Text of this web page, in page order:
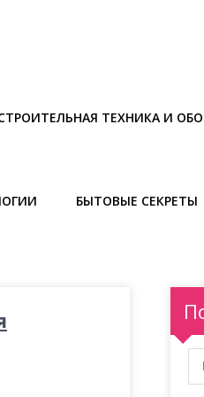
ТЕХНИКА И
БЫТОВЫЕ СЕКРЕТЫ